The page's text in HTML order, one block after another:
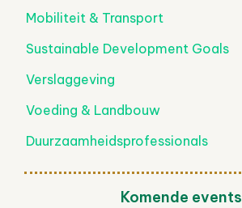
Mobiliteit & Transport
Sustainable Development Goals
Verslaggeving
Voeding & Landbouw
Duurzaamheidsprofessionals
Komende events